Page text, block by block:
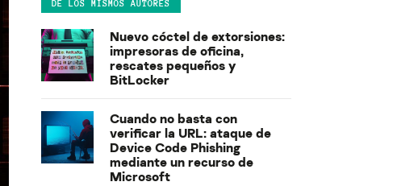
DE LOS MISMOS AUTORES
Nuevo cóctel de extorsiones:
impresoras de oficina,
rescates pequeños y
BitLocker
Cuando no basta con
verificar la URL: ataque de
Device Code Phishing
mediante un recurso de
Microsoft